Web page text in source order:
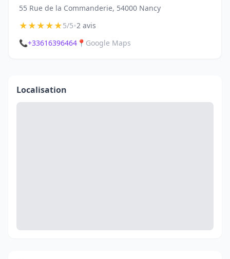
55 Rue de la Commanderie, 54000 Nancy
★★★★★5/5•2 avis
📞+33616396464 📍 Google Maps
Localisation